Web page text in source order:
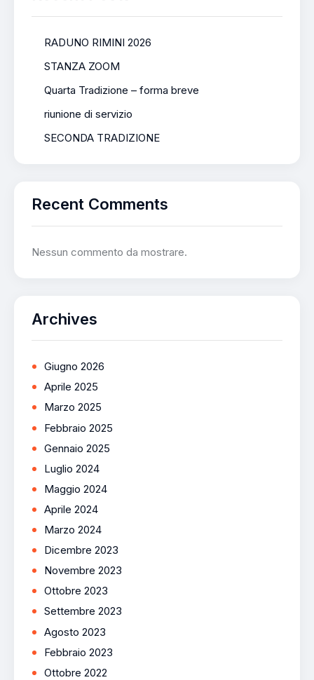
RADUNO RIMINI 2026
STANZA ZOOM
Quarta Tradizione – forma breve
riunione di servizio
SECONDA TRADIZIONE
Recent Comments
Nessun commento da mostrare.
Archives
Giugno 2026
Aprile 2025
Marzo 2025
Febbraio 2025
Gennaio 2025
Luglio 2024
Maggio 2024
Aprile 2024
Marzo 2024
Dicembre 2023
Novembre 2023
Ottobre 2023
Settembre 2023
Agosto 2023
Febbraio 2023
Ottobre 2022